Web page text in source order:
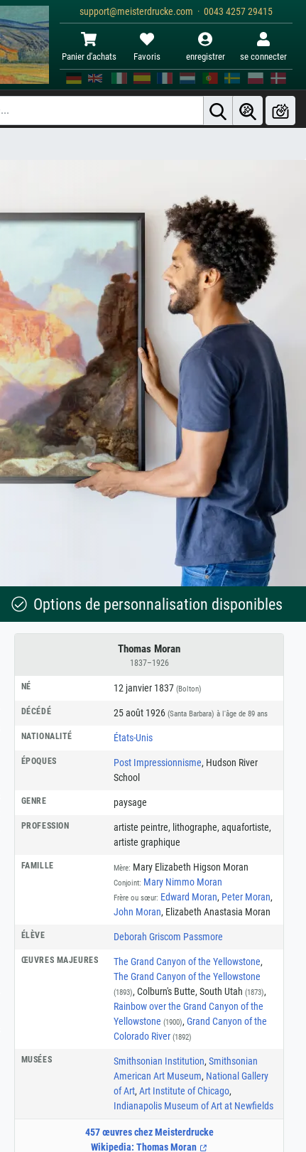
support@meisterdrucke.com · 0043 4257 29415
Panier d'achats Favoris enregistrer se connecter
Options de personnalisation disponibles
Thomas Moran
1837–1926
NÉ 12 janvier 1837 (Bolton)
DÉCÉDÉ 25 août 1926 (Santa Barbara) à l'âge de 89 ans
NATIONALITÉ États-Unis
ÉPOQUES Post Impressionnisme, Hudson River
School
GENRE paysage
PROFESSION artiste peintre, lithographe, aquafortiste,
artiste graphique
FAMILLE Mère: Mary Elizabeth Higson Moran
Conjoint: Mary Nimmo Moran
Frère ou sœur: Edward Moran, Peter Moran,
John Moran, Elizabeth Anastasia Moran
ÉLÈVE Deborah Griscom Passmore
ŒUVRES MAJEURES The Grand Canyon of the Yellowstone,
The Grand Canyon of the Yellowstone
(1893), Colburn's Butte, South Utah (1873),
Rainbow over the Grand Canyon of the
Yellowstone (1900), Grand Canyon of the
Colorado River (1892)
MUSÉES Smithsonian Institution, Smithsonian
American Art Museum, National Gallery
of Art, Art Institute of Chicago,
Indianapolis Museum of Art at Newfields
457 œuvres chez Meisterdrucke
Wikipedia: Thomas Moran